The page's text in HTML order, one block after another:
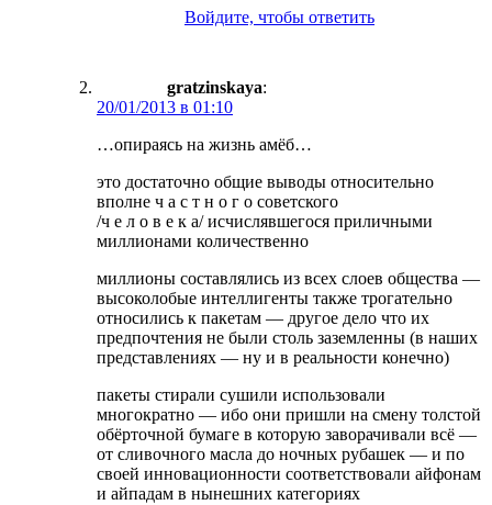
Войдите, чтобы ответить
gratzinskaya:
20/01/2013 в 01:10
…опираясь на жизнь амёб…
это достаточно общие выводы относительно
вполне ч а с т н о г о советского
/ч е л о в е к а/ исчислявшегося приличными
миллионами количественно
миллионы составлялись из всех слоев общества —
высоколобые интеллигенты также трогательно
относились к пакетам — другое дело что их
предпочтения не были столь заземленны (в наших
представлениях — ну и в реальности конечно)
пакеты стирали сушили использовали
многократно — ибо они пришли на смену толстой
обёрточной бумаге в которую заворачивали всё —
от сливочного масла до ночных рубашек — и по
своей инновационности соответствовали айфонам
и айпадам в нынешних категориях